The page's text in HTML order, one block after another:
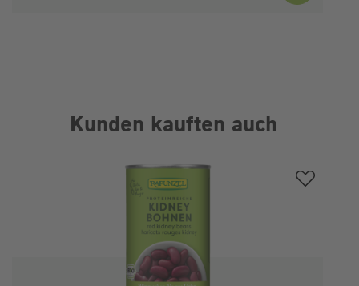
Kunden kauften auch